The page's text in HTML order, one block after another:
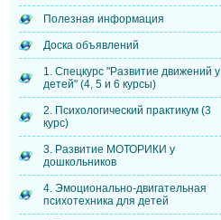
Полезная информация
Доска объявлений
1. Спецкурс "Развитие движений у
детей" (4, 5 и 6 курсы)
2. Психологический практикум (3
курс)
3. Развитие МОТОРИКИ у
дошкольников
4. Эмоционально-двигательная
психотехника для детей